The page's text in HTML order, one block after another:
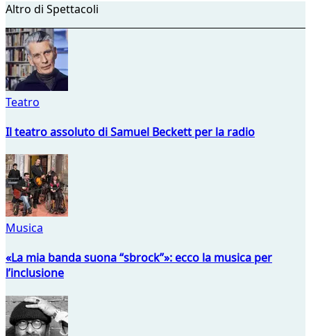
Altro di Spettacoli
Teatro
Il teatro assoluto di Samuel Beckett per la radio
Musica
«La mia banda suona “sbrock”»: ecco la musica per
l’inclusione